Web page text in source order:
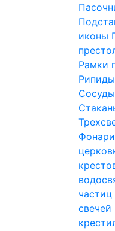
иконы
Рамки
Рипиды
частиц
свечей